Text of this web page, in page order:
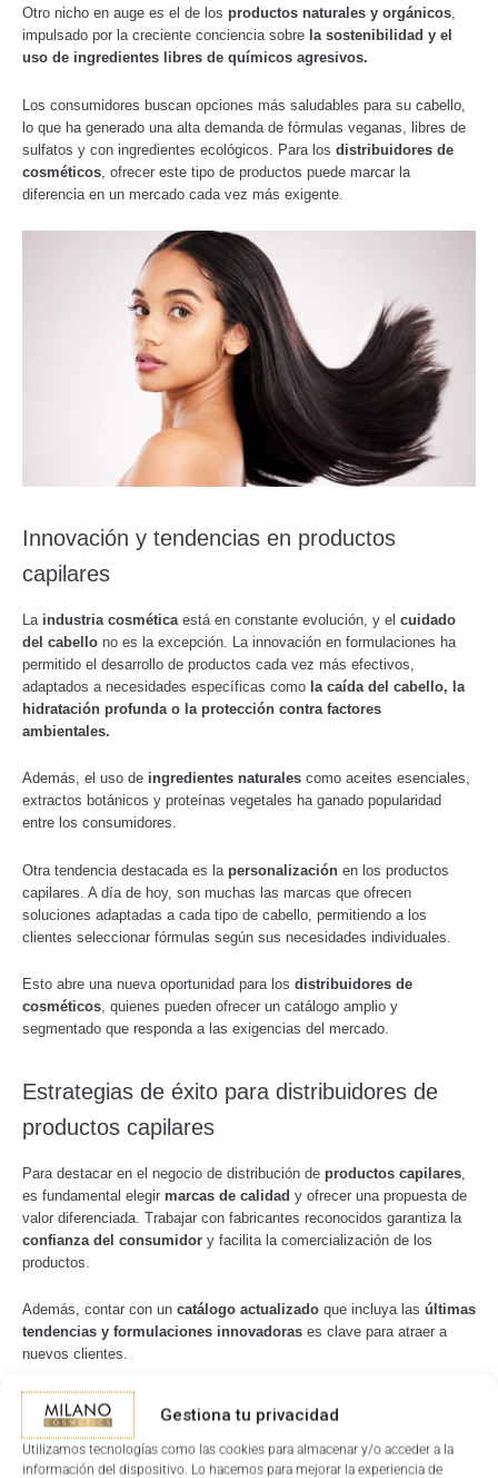
Gestiona tu privacidad
Utilizamos tecnologías como las cookies para almacenar y/o acceder a la
información del dispositivo. Lo hacemos para mejorar la experiencia de
Otro nicho en auge es el de los productos naturales y orgánicos,
impulsado por la creciente conciencia sobre la sostenibilidad y el
uso de ingredientes libres de químicos agresivos.
Los consumidores buscan opciones más saludables para su cabello,
lo que ha generado una alta demanda de fórmulas veganas, libres de
sulfatos y con ingredientes ecológicos. Para los distribuidores de
cosméticos , ofrecer este tipo de productos puede marcar la
diferencia en un mercado cada vez más exigente.
Innovación y tendencias en productos
capilares
La industria cosmética está en constante evolución, y el cuidado
del cabello no es la excepción. La innovación en formulaciones ha
permitido el desarrollo de productos cada vez más efectivos,
adaptados a necesidades específicas como la caída del cabello, la
hidratación profunda o la protección contra factores
ambientales.
Además, el uso de ingredientes naturales como aceites esenciales,
extractos botánicos y proteínas vegetales ha ganado popularidad
entre los consumidores.
Otra tendencia destacada es la personalización en los productos
capilares. A día de hoy, son muchas las marcas que ofrecen
soluciones adaptadas a cada tipo de cabello, permitiendo a los
clientes seleccionar fórmulas según sus necesidades individuales.
Esto abre una nueva oportunidad para los distribuidores de
cosméticos, quienes pueden ofrecer un catálogo amplio y
segmentado que responda a las exigencias del mercado.
Estrategias de éxito para distribuidores de
productos capilares
Para destacar en el negocio de distribución de productos capilares,
es fundamental elegir marcas de calidad y ofrecer una propuesta de
valor diferenciada. Trabajar con fabricantes reconocidos garantiza la
confianza del consumidor y facilita la comercialización de los
productos.
Además, contar con un catálogo actualizado que incluya las últimas
tendencias y formulaciones innovadoras es clave para atraer a
nuevos clientes.
Otra estrategia efectiva es
online y la visibilidad en redes sociales juegan un papel muy
importante en el éxito de losdistribuidores de cosméticos.